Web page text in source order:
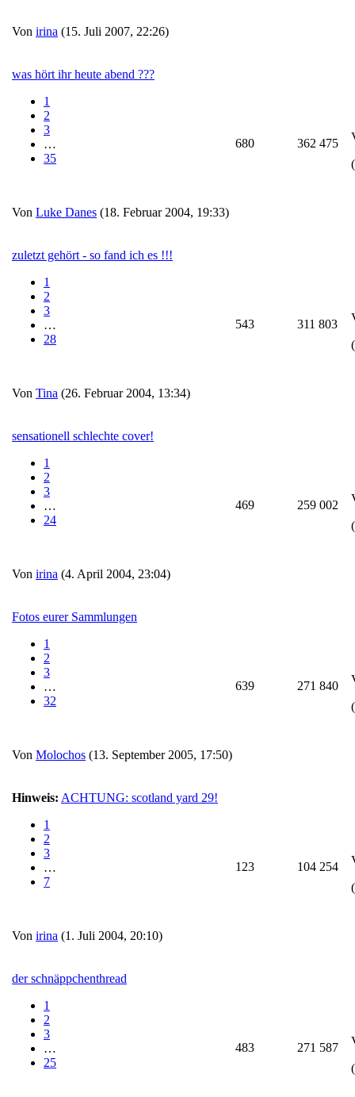
Von irina (15. Juli 2007, 22:26)
was hört ihr heute abend ???
1
2
3
…
35
Von Luke Danes (18. Februar 2004, 19:33)
680 362 475
zuletzt gehört - so fand ich es !!!
1
2
3
…
28
Von Tina (26. Februar 2004, 13:34)
543 311 803
sensationell schlechte cover!
1
2
3
…
24
Von irina (4. April 2004, 23:04)
469 259 002
Fotos eurer Sammlungen
1
2
3
…
32
Von Molochos (13. September 2005, 17:50)
639 271 840
Hinweis: ACHTUNG: scotland yard 29!
1
2
3
…
7
Von irina (1. Juli 2004, 20:10)
123 104 254
der schnäppchenthread
1
2
3
…
25
483 271 587